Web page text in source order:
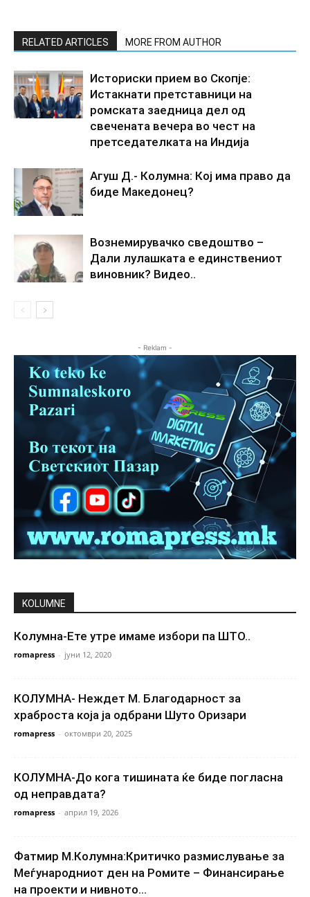
RELATED ARTICLES MORE FROM AUTHOR
Историски прием во Скопје:
Истакнати претставници на
ромската заедница дел од
свечената вечера во чест на
претседателката на Индија
Агуш Д.- Колумна: Кој има право да
биде Македонец?
Вознемирувачко сведоштво –
Дали лулашката е единствениот
виновник? Видео..
- Reklam -
KOLUMNE
Колумна-Ете утре имаме избори па ШТО..
romapress - јуни 12, 2020
КОЛУМНА- Неждет М. Благодарност за
храброста која ја одбрани Шуто Оризари
romapress - октомври 20, 2025
КОЛУМНА-До кога тишината ќе биде погласна
од неправдата?
romapress - април 19, 2026
Фатмир М.Колумна:Критичко размислување за
Меѓународниот ден на Ромите – Финансирање
на проекти и нивното...